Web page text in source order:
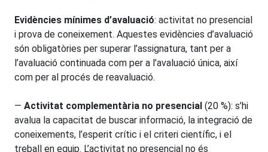
Evidències mínimes d’avaluació: activitat no presencial
i prova de coneixement. Aquestes evidències d’avaluació
són obligatòries per superar l’assignatura, tant per a
l’avaluació continuada com per a l’avaluació única, així
com per al procés de reavaluació.
— Activitat complementària no presencial (20 %): s’hi
avalua la capacitat de buscar informació, la integració de
coneixements, l’esperit crític i el criteri científic, i el
treball en equip. L’activitat no presencial no és